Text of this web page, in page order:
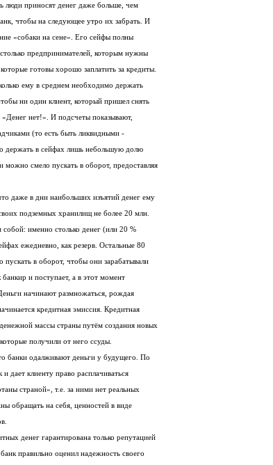
люди приносят денег даже больше, чем
чтобы на следующее утро их забрать. И
«собаки на сене». Его сейфы полны
предпринимателей, которым нужны
готовы хорошо заплатить за кредиты.
ему в среднем необходимо держать
ни один клиент, который пришел снять
«Денег нет!». И подсчеты показывают,
(то есть быть ликвидными -
держать в сейфах лишь небольшую долю
можно смело пускать в оборот, предоставляя
даже в дни наибольших изъятий денег ему
подземных хранилищ не более 20 млн.
именно столько денег (или 20 %
ежедневно, как резерв. Остальные 80
в оборот, чтобы они зарабатывали
и поступает, а в этот момент
начинают размножаться, рождая
кредитная эмиссия. Кредитная
массы страны путём создания новых
получили от него ссуды.
банки одалживают деньги у будущего. По
дает клиенту право расплачиваться
страной», т.е. за ними нет реальных
обращать на себя, ценностей в виде
денег гарантирована только репутацией
правильно оценил надежность своего